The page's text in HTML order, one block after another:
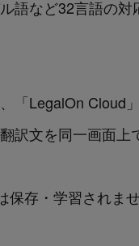
語など32言語の対
「LegalOn Cloud
訳文を同一画面上
保存・学習されま